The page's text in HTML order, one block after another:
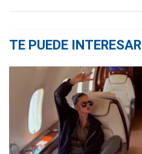
TE PUEDE INTERESAR